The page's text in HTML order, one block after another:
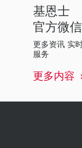
基恩士
官方微
更多资讯 实
服务
更多内容